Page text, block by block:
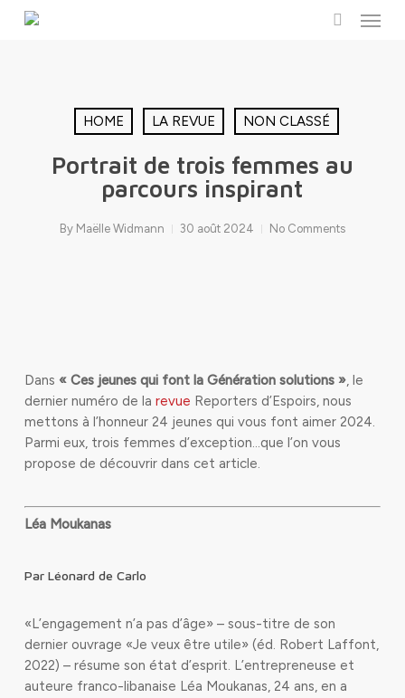
Menu
HOME LA REVUE NON CLASSÉ
Portrait de trois femmes au
parcours inspirant
By Maëlle Widmann 30 août 2024 No Comments
Dans « Ces jeunes qui font la Génération solutions », le
dernier numéro de la revue Reporters d’Espoirs, nous
mettons à l’honneur 24 jeunes qui vous font aimer 2024.
Parmi eux, trois femmes d’exception…que l’on vous
propose de découvrir dans cet article.
Léa Moukanas
Par Léonard de Carlo
«L’engagement n’a pas d’âge» – sous-titre de son
dernier ouvrage «Je veux être utile» (éd. Robert Laffont,
2022) – résume son état d’esprit. L’entrepreneuse et
auteure franco-libanaise Léa Moukanas, 24 ans, en a